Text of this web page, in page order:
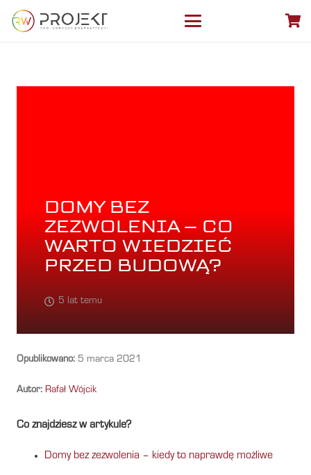
DOMY BEZ
ZEZWOLENIA – CO
WARTO WIEDZIEĆ
PRZED BUDOWĄ?
5 lat temu
Opublikowano: 5 marca 2021
Autor: Rafał Wójcik
Co znajdziesz w artykule?
Domy bez zezwolenia – kiedy to naprawdę możliwe